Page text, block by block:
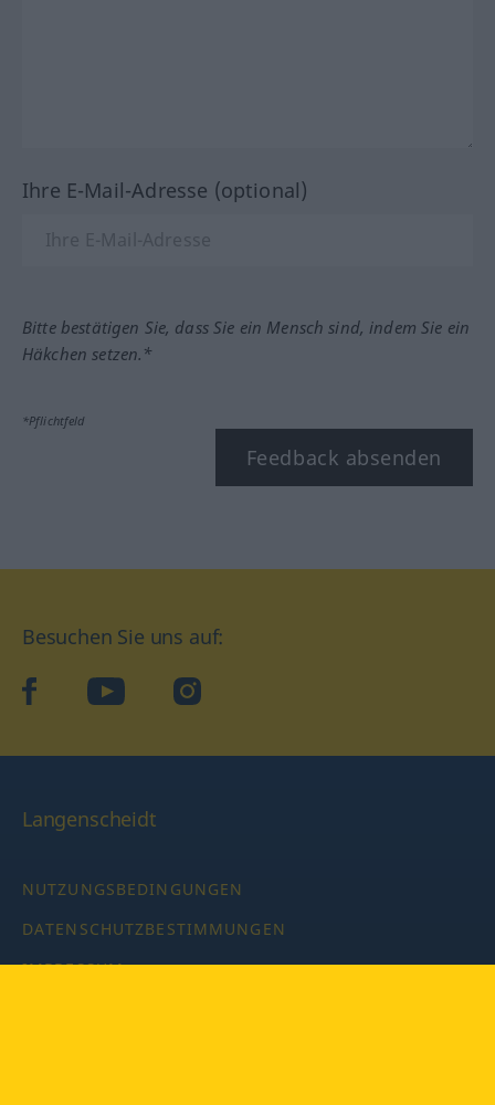
Ihre E-Mail-Adresse (optional)
Bitte bestätigen Sie, dass Sie ein Mensch sind, indem Sie ein
Häkchen setzen.*
*Pflichtfeld
Feedback absenden
Besuchen Sie uns auf:
facebookYouTube Instagram
Langenscheidt
NUTZUNGSBEDINGUNGEN
DATENSCHUTZBESTIMMUNGEN
IMPRESSUM